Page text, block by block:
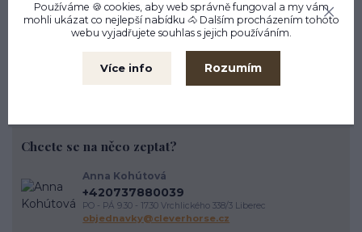
L 58-60cm
XL 60-63cm
Chcete se na něco zeptat?
Anna Kohútová
+420737880039
PO - PÁ 9.30 - 17.30 Vrchlického 338/3 Liberec
objednavky@cleverhorse.cz
Používáme 🍪 cookies, aby web správně fungoval a my vám
mohli ukázat co nejlepší nabídku 🐴 Dalším procházením tohoto
webu vyjadřujete souhlas s jejich používáním.
Více info Rozumím